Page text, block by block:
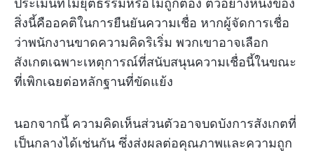
ประเมินที่ไม่ยุติธรรมหรือไม่ถูกต้อง ตัวอย่างหนึ่งของ
สิ่งนี้คืออคติในการยืนยันความเชื่อ หากผู้จัดการเชื่อ
ว่าพนักงานขาดความคิดริเริ่ม พวกเขาอาจเลือก
สังเกตเฉพาะเหตุการณ์ที่สนับสนุนความเชื่อนี้ในขณะ
ที่เพิกเฉยต่อหลักฐานที่ขัดแย้ง
นอกจากนี้ ความคิดเห็นส่วนตัวอาจบดบังการสังเกตที่
เป็นกลางได้เช่นกัน ซึ่งส่งผลต่อคุณภาพและความถูก